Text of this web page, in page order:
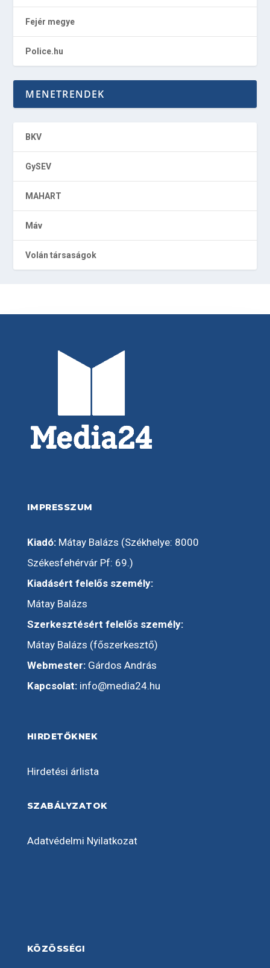
Fejér megye
Police.hu
MENETRENDEK
BKV
GySEV
MAHART
Máv
Volán társaságok
IMPRESSZUM
Kiadó:Mátay Balázs (Székhelye: 8000
Székesfehérvár Pf: 69.)
Kiadásért felelős személy:
Mátay Balázs
Szerkesztésért felelős személy:
Mátay Balázs (főszerkesztő)
Webmester:Gárdos András
Kapcsolat: info@media24.hu
HIRDETŐKNEK
Hirdetési árlista
SZABÁLYZATOK
Adatvédelmi Nyilatkozat
KÖZÖSSÉGI